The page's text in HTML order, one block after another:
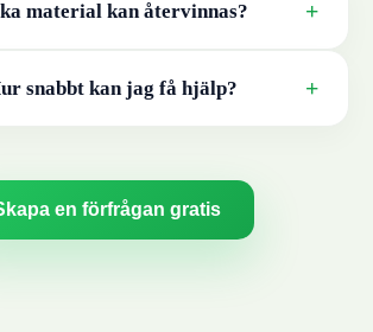
material kan återvinnas? +
snabbt kan jag få hjälp? +
en förfrågan gratis